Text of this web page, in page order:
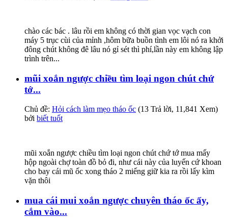
chào các bác . lâu rồi em không có thời gian vọc vạch con
máy 5 trục cùi của mỉnh ,hôm bữa buồn tình em lôi nó ra khởi
đông chút không đê lâu nó gỉ sét thì phí,lần này em không lập
trình trên...
mũi xoắn ngược chiều tìm loại ngon chút chứ
tớ...
Chủ đề: Hỏi cách làm mẹo tháo ốc (13 Trả lời, 11,841 Xem)
bởi biết tuốt
mũi xoắn ngược chiều tìm loại ngon chút chứ tớ mua mấy
hộp ngoài chợ toàn đồ bỏ đi, như cái này của luyến cứ khoan
cho bay cái mũ ốc xong tháo 2 miếng giữ kia ra rồi lấy kìm
vặn thôi
mua cái mui xoắn ngược chuyên tháo ốc ấy,
cắm vào...